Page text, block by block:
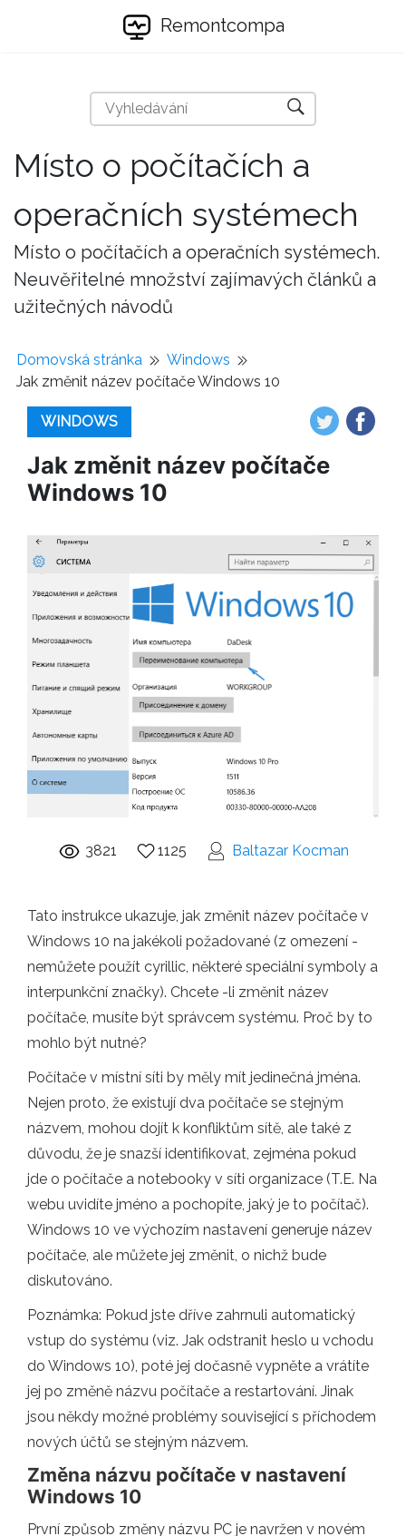
Remontcompa
Místo o počítačích a
operačních systémech
Místo o počítačích a operačních systémech.
Neuvěřitelné množství zajímavých článků a
užitečných návodů
Domovská stránka
Windows
Jak změnit název počítače Windows 10
WINDOWS
Jak změnit název počítače
Windows 10
3821 1125 Baltazar Kocman
Tato instrukce ukazuje, jak změnit název počítače v
Windows 10 na jakékoli požadované (z omezení -
nemůžete použít cyrillic, některé speciální symboly a
interpunkční značky). Chcete -li změnit název
počítače, musíte být správcem systému. Proč by to
mohlo být nutné?
Počítače v místní síti by měly mít jedinečná jména.
Nejen proto, že existují dva počítače se stejným
názvem, mohou dojít k konfliktům sítě, ale také z
důvodu, že je snazší identifikovat, zejména pokud
jde o počítače a notebooky v síti organizace (T.E. Na
webu uvidíte jméno a pochopíte, jaký je to počítač).
Windows 10 ve výchozím nastavení generuje název
počítače, ale můžete jej změnit, o nichž bude
diskutováno.
Poznámka: Pokud jste dříve zahrnuli automatický
vstup do systému (viz. Jak odstranit heslo u vchodu
do Windows 10), poté jej dočasně vypněte a vrátíte
jej po změně názvu počítače a restartování. Jinak
jsou někdy možné problémy související s příchodem
nových účtů se stejným názvem.
Změna názvu počítače v nastavení
Windows 10
První způsob změny názvu PC je navržen v novém